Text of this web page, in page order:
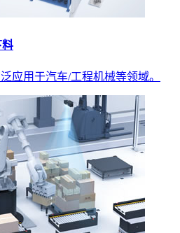
料
应用于汽车/工程机械等领域。